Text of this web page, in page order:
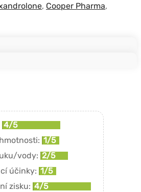
, Cooper Pharma,
4/5
1/5
vody: 2/5
účinky: 1/5
zisku: 4/5